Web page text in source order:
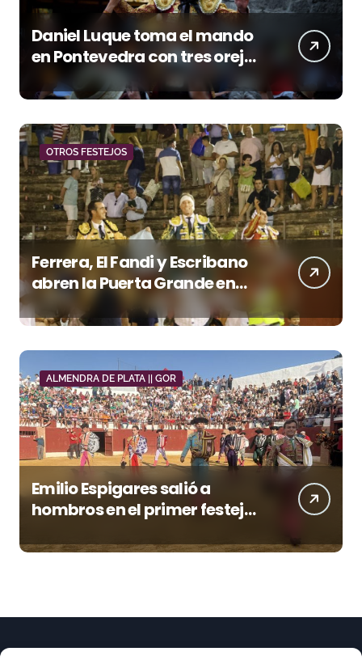
Daniel Luque toma el mando
en Pontevedra con tres orejas
y una Puerta Grande de peso
OTROS FESTEJOS
Ferrera, El Fandi y Escribano
abren la Puerta Grande en
una tarde triunfal en Azuaga
ALMENDRA DE PLATA || GOR
Emilio Espigares salió a
hombros en el primer festejo
la Feria de Gor